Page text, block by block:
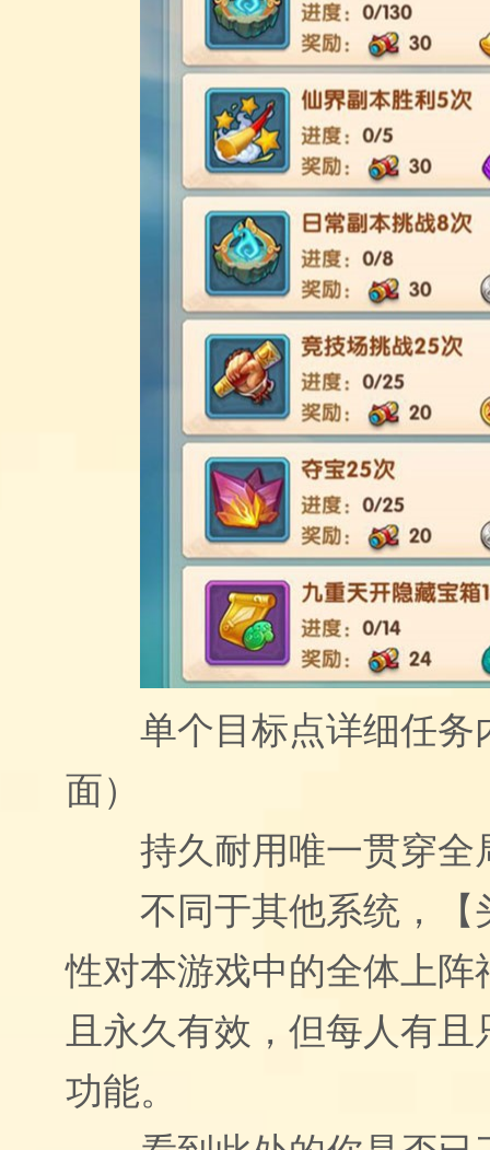
单个目标点详细任务
面）
持久耐用唯一贯穿全
不同于其他系统，【
性对本游戏中的全体上阵
且永久有效，但每人有
功能。